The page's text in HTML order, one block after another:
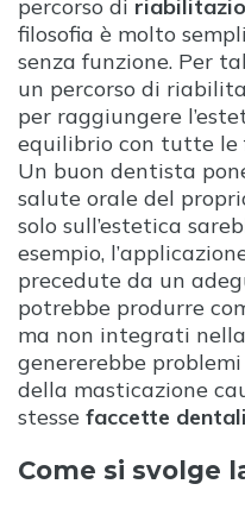
percorso di
filosofia è molto
senza funzione. Per
un percorso di
per raggiungere
equilibrio con tutte le
Un buon dentista
salute orale del
solo sull’estetica
esempio,
precedute da un
potrebbe produrre
ma non integrati
genererebbe
della masticazione
stesse faccette dentali
Come si svolge